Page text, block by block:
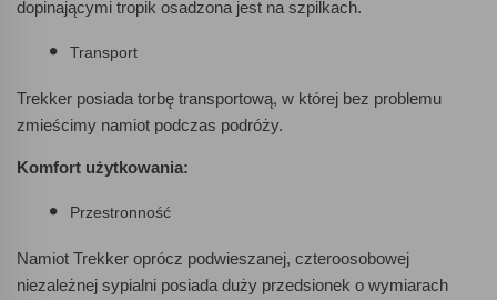
dopinającymi tropik osadzona jest na szpilkach.
Transport
Trekker posiada torbę transportową, w której bez problemu
zmieścimy namiot podczas podróży.
Komfort użytkowania:
Przestronność
Namiot Trekker oprócz podwieszanej, czteroosobowej
niezależnej sypialni posiada duży przedsionek o wymiarach